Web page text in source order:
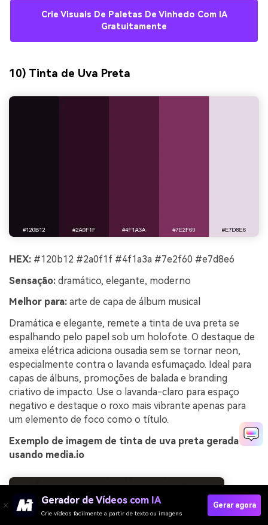
Crie Visuais De Paletas De Vinhedo Com IA
Gratuitamente
10) Tinta de Uva Preta
HEX: #120b12 #2a0f1f #4f1a3a #7e2f60 #e7d8e6
Sensação: dramático, elegante, moderno
Melhor para: arte de capa de álbum musical
Dramática e elegante, remete a tinta de uva preta se
espalhando pelo papel sob um holofote. O destaque de
ameixa elétrica adiciona ousadia sem se tornar neon,
especialmente contra o lavanda esfumaçado. Ideal para
capas de álbuns, promoções de balada e branding
criativo de impacto. Use o lavanda-claro para espaço
negativo e destaque o roxo mais vibrante apenas para
um elemento de foco como o título.
Exemplo de imagem de tinta de uva preta gerada
usando media.io
Gerador de Vídeos com IA
Crie vídeos facilmente a partir de texto ou imagens
Gerar agora